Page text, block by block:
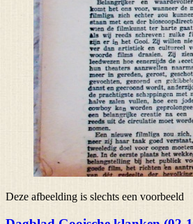
Deze afbeelding is slechts een voorbeeld